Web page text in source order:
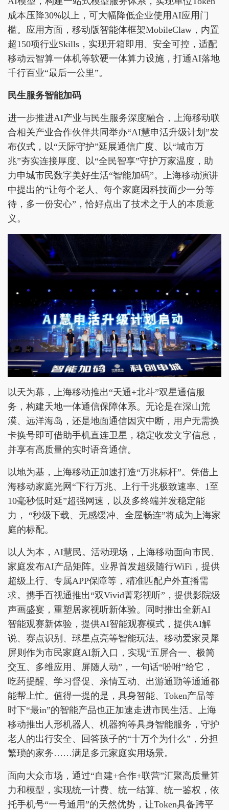
成本压降30%以上，可大幅降低企业使用AI应用门
槛。应用方面，移动版智能体框架MobileClaw，内置
超150项行业Skills，实现开箱即用、安全可控，适配
移动云智算一体机等软硬一体算力设施，打通AI落地
千行百业“最后一公里”。
民生服务智能加码
进一步推进AI产业与民生服务深度融合，上海移动联
合相关产业合作伙伴共同举办“AI慧申活升级计划”发
布仪式，以“天际守护”延展通信广度、以“城市万
兆”夯实连接厚度、以“全民智享”守护万家温度，助
力申城市民数字美好生活“智能加码”。上海移动演讲
中提出的“让每个老人、每个家庭因科技而少一分等
待，多一份安心”，恰好点出了技术之于人的本质意
义。
以天为幕，上海移动推出“天通+北斗”双星通信服
务，构建天地一体通信保障体系。无论是在深山荒
漠、远洋海岛，还是地面通信因灾中断，用户无需换
卡换号即可借助手机直连卫星，稳定收发文字信息，
并享有高质量的实时语音通信。
以地为基，上海移动正加速打造“万兆标杆”。凭借上
海移动家庭光网“下行万兆、上行千兆极致速率、1至
10毫秒低时延”超强网速，以及多终端并发稳定能
力， “秒级下载、无感缓冲、全屋畅连”将成为上海家
庭的标配。
以人为本，AI慧民。活动现场，上海移动面向市民、
家庭发布AI产品矩阵。业界首发超级随行WiFi，提供
超级上行、专属APP保障等，精准匹配户外直播需
求。携手百视通推出“双Vivid菁彩视听”，提供影院级
声画盛宴，重塑居家视听新体验。同时推出全新AI
智能观赛新体验，提供AI智能观赛模式，提供AI解
说、赛点识别、球星点亮等智能玩法。移动爱家灵犀
屏则作为市民家庭AI新入口，实现“五屏合一、极简
交互、多维应用、屏随人动”，一句话“吩咐”给它，
吃药提醒、学习督促、亲情互动、出游通勤等通通都
能帮上忙。值得一提的是，具身智能、Token产品等
时下“最in”的智能产品也正加速走进市民生活。上海
移动推出人形机器人、机器狗等具身智能服务，守护
老人的出行安全、回答孩子的“十万个为什么”，分担
繁琐的家务……满足多元家庭实用场景。
面向大众市场，通过“自建+合作+联营”汇聚高质量算
力和模型，实现统一计费、统一结算、统一鉴权，依
托手机号“一号通用”的天然优势，让Token具备跨平